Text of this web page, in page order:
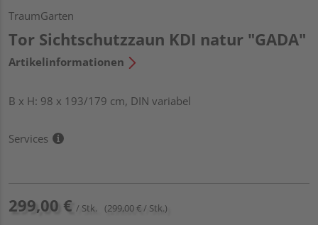
TraumGarten
Tor Sichtschutzzaun KDI natur "GADA"
Artikelinformationen
B x H: 98 x 193/179 cm, DIN variabel
Services
299,00 € / Stk. (299,00 € / Stk.)